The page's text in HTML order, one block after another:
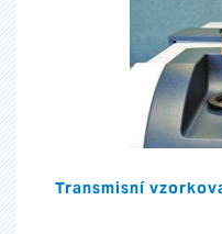
Transmisní